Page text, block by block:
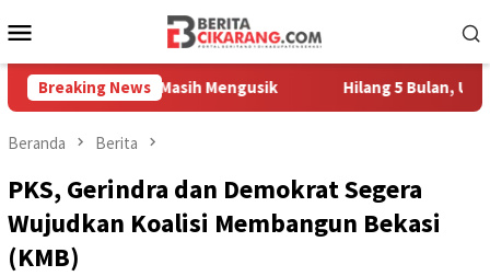
ke
Mobile
Breaking News
Masih Mengusik Hilang 5 Bulan, Ustadz
Beranda Berita
PKS, Gerindra dan Demokrat Segera
Wujudkan Koalisi Membangun Bekasi
(KMB)